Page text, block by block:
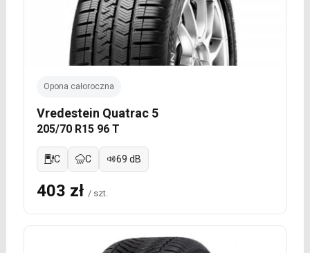
Opona całoroczna
Vredestein Quatrac 5
205/70 R15 96 T
C C 69 dB
403 zł / szt.